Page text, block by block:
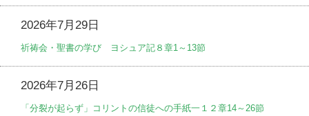
2026年7月29日
祈祷会・聖書の学び ヨシュア記８章1～13節
2026年7月26日
「分裂が起らず」コリントの信徒への手紙一１２章14～26節